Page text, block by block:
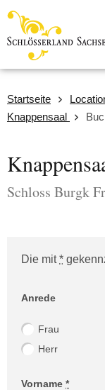
Startseite
Knappensaal
Schloss Burgk
Die mit*
Anrede
Frau
Herr
Vorname *